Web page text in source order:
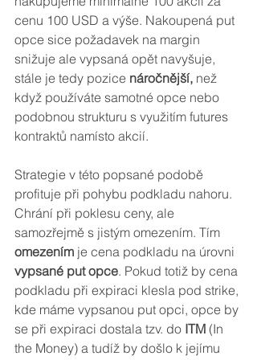
cenu 100 USD a výše. Nakoupená put
opce sice požadavek na margin
snižuje ale vypsaná opět navyšuje,
stále je tedy pozice náročnější, než
když používáte samotné opce nebo
podobnou strukturu s využitím futures
kontraktů namísto akcií.
Strategie v této popsané podobě
profituje při pohybu podkladu nahoru.
Chrání při poklesu ceny, ale
samozřejmě s jistým omezením. Tím
omezením je cena podkladu na úrovni
vypsané put opce. Pokud totiž by cena
podkladu při expiraci klesla pod strike,
kde máme vypsanou put opci, opce by
se při expiraci dostala tzv. do ITM (In
the Money) a tudíž by došlo k jejímu